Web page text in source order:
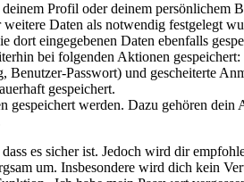
Profil oder deinem persönlichem
Daten als notwendig festgelegt
dort eingegebenen Daten ebenfalls
bei folgenden Aktionen
Passwort) und gescheiterte
gespeichert.
werden. Dazu gehören
es sicher ist. Jedoch wird dir
um. Insbesondere wird dich kein